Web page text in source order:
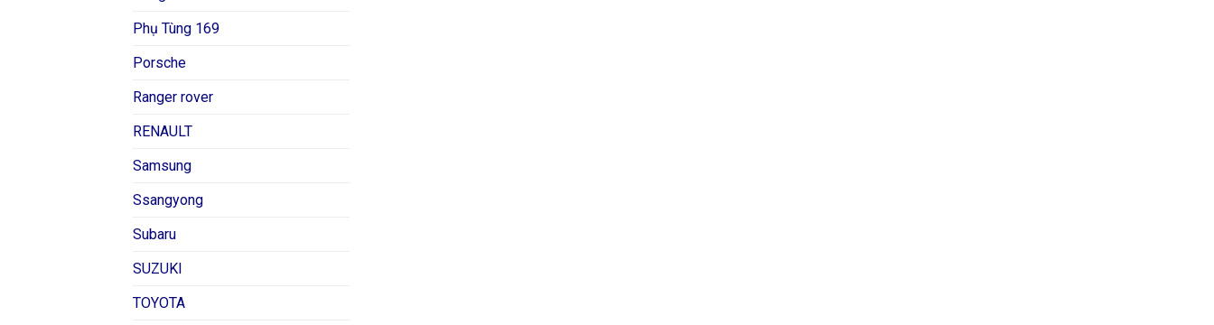
Phụ Tùng 169
Porsche
Ranger rover
RENAULT
Samsung
Ssangyong
Subaru
SUZUKI
TOYOTA